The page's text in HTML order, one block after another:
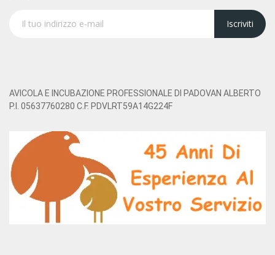
Iscriviti
AVICOLA E INCUBAZIONE PROFESSIONALE DI PADOVAN ALBERTO
P.I. 05637760280 C.F. PDVLRT59A14G224F